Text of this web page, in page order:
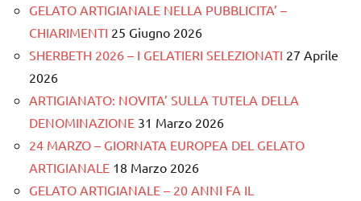
GELATO ARTIGIANALE NELLA PUBBLICITA’ –
CHIARIMENTI 25 Giugno 2026
SHERBETH 2026 – I GELATIERI SELEZIONATI 27 Aprile
2026
ARTIGIANATO: NOVITA’ SULLA TUTELA DELLA
DENOMINAZIONE 31 Marzo 2026
24 MARZO – GIORNATA EUROPEA DEL GELATO
ARTIGIANALE 18 Marzo 2026
GELATO ARTIGIANALE – 20 ANNI FA IL